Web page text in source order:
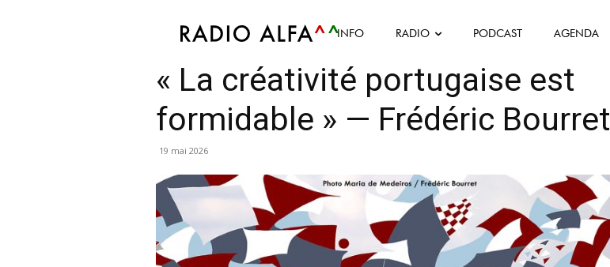
INFO RADIO PODCAST AGENDA
Podcast ALFA 10/13 Info
« La créativité portugaise est
formidable » — Frédéric Bourret
19 mai 2026